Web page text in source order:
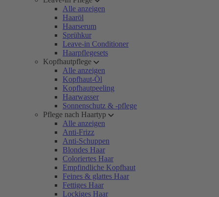
Alle anzeigen
Haaröl
Haarserum
Sprühkur
Leave-in Conditioner
Haarpflegesets
Kopfhautpflege
Alle anzeigen
Kopfhaut-Öl
Kopfhautpeeling
Haarwasser
Sonnenschutz & -pflege
Pflege nach Haartyp
Alle anzeigen
Anti-Frizz
Anti-Schuppen
Blondes Haar
Coloriertes Haar
Empfindliche Kopfhaut
Feines & glattes Haar
Fettiges Haar
Lockiges Haar